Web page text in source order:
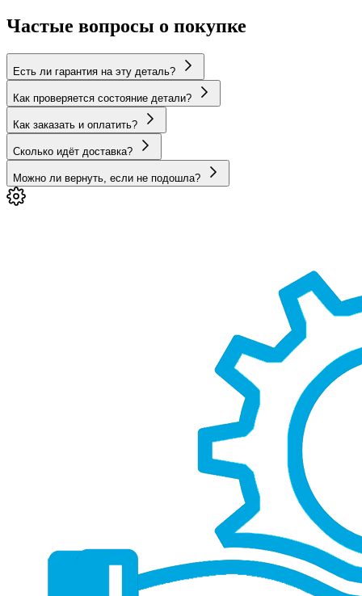
Частые вопросы о покупке
Есть ли гарантия на эту деталь?
Как проверяется состояние детали?
Как заказать и оплатить?
Сколько идёт доставка?
Можно ли вернуть, если не подошла?